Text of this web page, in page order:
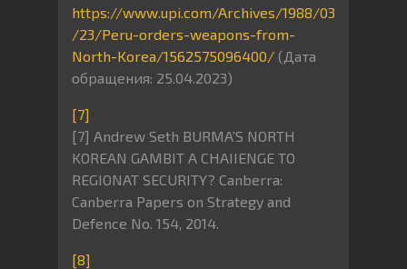
https://www.upi.com/Archives/1988/03
/23/Peru-orders-weapons-from-
North-Korea/1562575096400/ (Дата
обращения: 25.04.2023)
[7]
[7] Andrew Seth BURMA’S NORTH
KOREAN GAMBIT A CHAIIENGE TO
REGIONAT SECURITY? Canberra:
Canberra Papers on Strategy and
Defence No. 154, 2014.
[8]